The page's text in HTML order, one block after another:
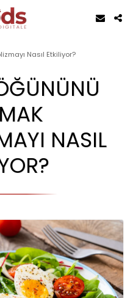
Nasıl Etkiliyor?
NASIL